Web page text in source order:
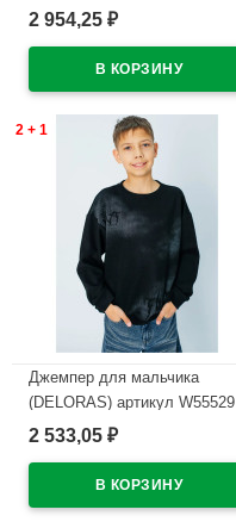
размер цвет черный
2 954,25 ₽
2 + 1
Джемпер для мальчика
(DELORAS) артикул W55529
размер 34/134-44/164 цвет
2 533,05 ₽